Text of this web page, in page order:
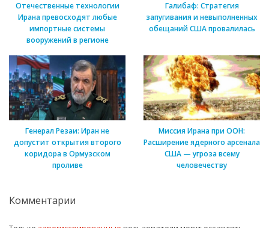
Отечественные технологии
Ирана превосходят любые
импортные системы
вооружений в регионе
Галибаф: Стратегия
запугивания и невыполненных
обещаний США провалилась
Генерал Резаи: Иран не
допустит открытия второго
коридора в Ормузском
проливе
Миссия Ирана при ООН:
Расширение ядерного арсенала
США — угроза всему
человечеству
Комментарии